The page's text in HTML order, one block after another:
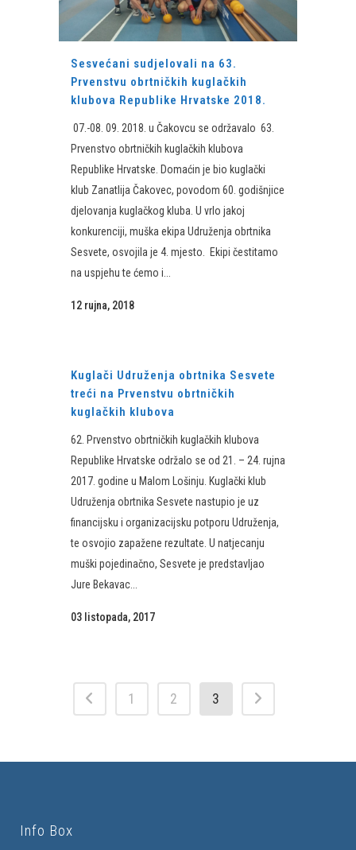
Sesvećani sudjelovali na 63.
Prvenstvu obrtničkih kuglačkih
klubova Republike Hrvatske 2018.
07.-08. 09. 2018. u Čakovcu se održavalo 63.
Prvenstvo obrtničkih kuglačkih klubova
Republike Hrvatske. Domaćin je bio kuglački
klub Zanatlija Čakovec, povodom 60. godišnjice
djelovanja kuglačkog kluba. U vrlo jakoj
konkurenciji, muška ekipa Udruženja obrtnika
Sesvete, osvojila je 4. mjesto. Ekipi čestitamo
na uspjehu te ćemo i...
12 rujna, 2018
Kuglači Udruženja obrtnika Sesvete
treći na Prvenstvu obrtničkih
kuglačkih klubova
62. Prvenstvo obrtničkih kuglačkih klubova
Republike Hrvatske održalo se od 21. – 24. rujna
2017. godine u Malom Lošinju. Kuglački klub
Udruženja obrtnika Sesvete nastupio je uz
financijsku i organizacijsku potporu Udruženja,
te osvojio zapažene rezultate. U natjecanju
muški pojedinačno, Sesvete je predstavljao
Jure Bekavac...
03 listopada, 2017
1 2 3
Info Box